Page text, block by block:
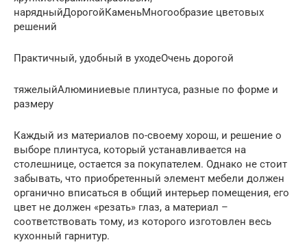
нарядныйДорогойКаменьМногообразие цветовых
решений
Практичный, удобный в уходеОчень дорогой
тяжелыйАлюминиевые плинтуса, разные по форме и
размеру
Каждый из материалов по-своему хорош, и решение о
выборе плинтуса, который устанавливается на
столешнице, остается за покупателем. Однако не стоит
забывать, что приобретенный элемент мебели должен
органично вписаться в общий интерьер помещения, его
цвет не должен «резать» глаз, а материал –
соответствовать тому, из которого изготовлен весь
кухонный гарнитур.